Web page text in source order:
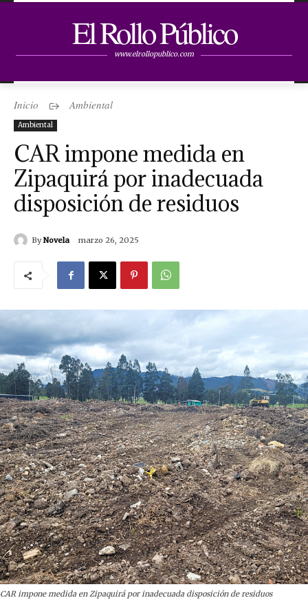
El Rollo Público
www.elrollopublico.com
Inicio Ambiental
Ambiental
CAR impone medida en
Zipaquirá por inadecuada
disposición de residuos
By Novela marzo 26, 2025
CAR impone medida en Zipaquirá por inadecuada disposición de residuos